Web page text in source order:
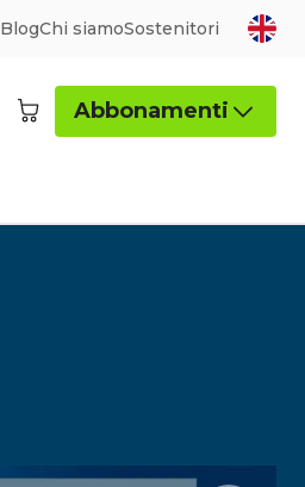
BlogChi siamoSostenitori
Abbonamenti